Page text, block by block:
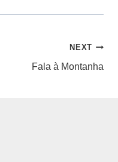
NEXT
Fala à Montanha